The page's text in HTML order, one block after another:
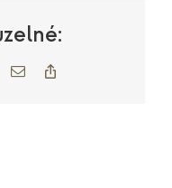
TumblrE-